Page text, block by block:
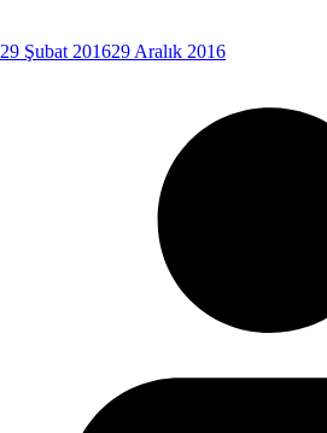
29 Şubat 201629 Aralık 2016